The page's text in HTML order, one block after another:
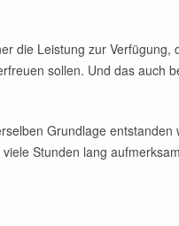
die Leistung zur Verfügung,
sollen. Und das auch
Grundlage entstanden
Stunden lang